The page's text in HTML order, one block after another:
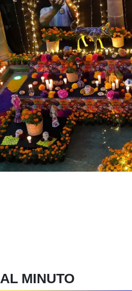
AL MINUTO